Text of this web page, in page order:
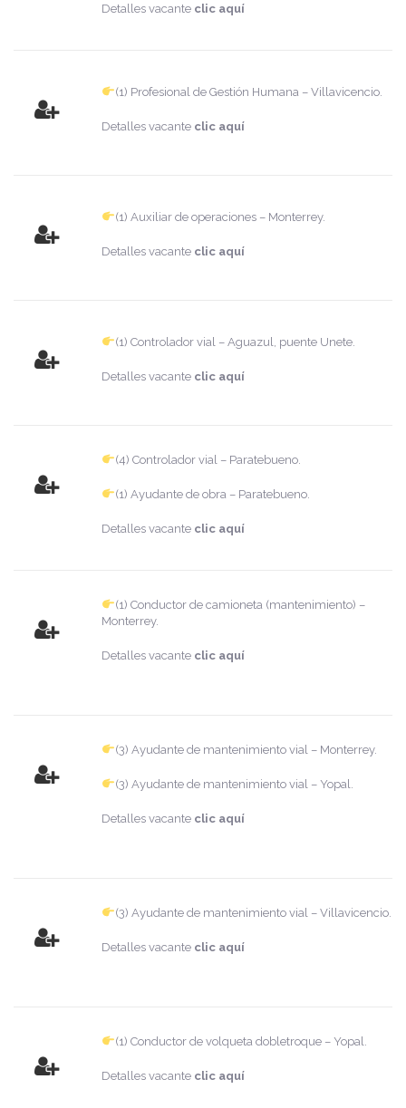
Detalles vacante clic aquí
(1) Profesional de Gestión Humana – Villavicencio.
Detalles vacante clic aquí
(1) Auxiliar de operaciones – Monterrey.
Detalles vacante clic aquí
(1) Controlador vial – Aguazul, puente Unete.
Detalles vacante clic aquí
(4) Controlador vial – Paratebueno.
(1) Ayudante de obra – Paratebueno.
Detalles vacante clic aquí
(1) Conductor de camioneta (mantenimiento) –
Monterrey.
Detalles vacante clic aquí
(3) Ayudante de mantenimiento vial – Monterrey.
(3) Ayudante de mantenimiento vial – Yopal.
Detalles vacante clic aquí
(3) Ayudante de mantenimiento vial – Villavicencio.
Detalles vacante clic aquí
(1) Conductor de volqueta dobletroque – Yopal.
Detalles vacante clic aquí